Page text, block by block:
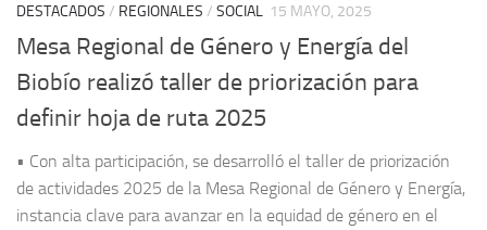
DESTACADOS / REGIONALES / SOCIAL 15 MAYO, 2025
Mesa Regional de Género y Energía del
Biobío realizó taller de priorización para
definir hoja de ruta 2025
• Con alta participación, se desarrolló el taller de priorización
de actividades 2025 de la Mesa Regional de Género y Energía,
instancia clave para avanzar en la equidad de género en el